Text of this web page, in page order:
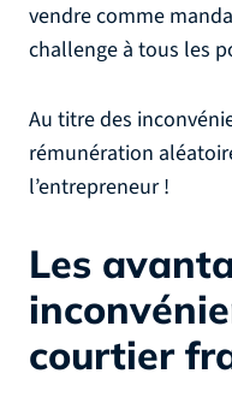
vendre comme
challenge à tous les
Au titre des
rémunération
l’entrepreneur !
Les
courtier